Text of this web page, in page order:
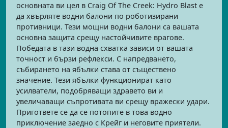
основната ви цел в Craig Of The Creek: Hydro Blast е
да хвърляте водни балони по роботизирани
противници. Тези мощни водни балони са вашата
основна защита срещу настойчивите врагове.
Победата в тази водна схватка зависи от вашата
точност и бързи рефлекси. С напредването,
събирането на ябълки става от съществено
значение. Тези ябълки функционират като
усилватели, подобряващи здравето ви и
увеличаващи съпротивата ви срещу вражески удари.
Пригответе се да се потопите в това водно
приключение заедно с Крейг и неговите приятели.